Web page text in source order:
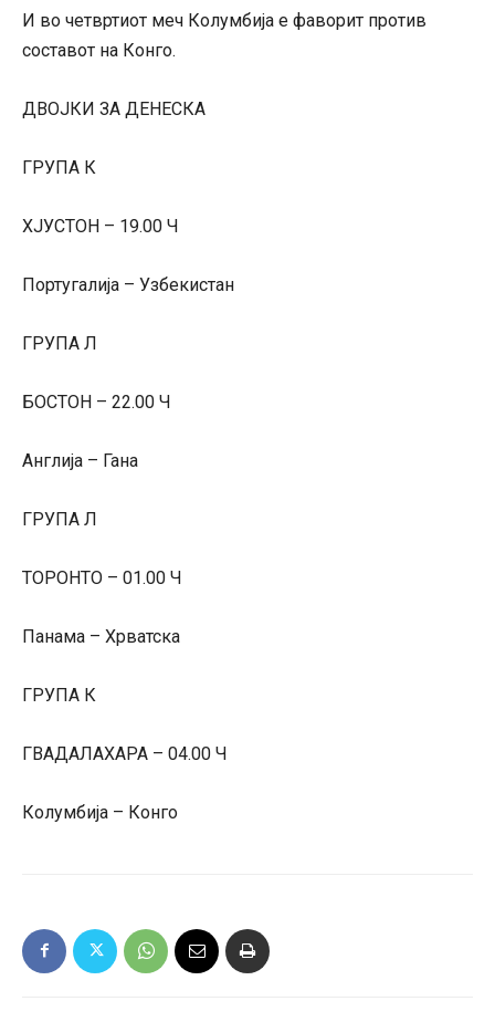
И во четвртиот меч Колумбија е фаворит против
составот на Конго.
ДВОЈКИ ЗА ДЕНЕСКА
ГРУПА К
ХЈУСТОН – 19.00 Ч
Португалија – Узбекистан
ГРУПА Л
БОСТОН – 22.00 Ч
Англија – Гана
ГРУПА Л
ТОРОНТО – 01.00 Ч
Панама – Хрватска
ГРУПА К
ГВАДАЛАХАРА – 04.00 Ч
Колумбија – Конго